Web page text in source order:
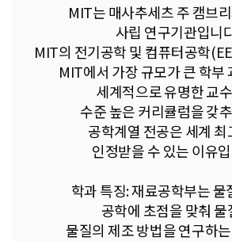
MIT는 매사추세츠 주 캠브
사립 연구기관입니
MIT의 전기공학 및 컴퓨터공학
MIT에서 가장 규모가 큰 학부
세계적으로 유명한 교
수준 높은 커리큘럼을 갖
공학계열 전공은 세계 최
인정받을 수 있는 이유
학과 특징: 재료공학부는 물
공학에 초점을 맞춰 물
물질의 제조 방법을 연구하